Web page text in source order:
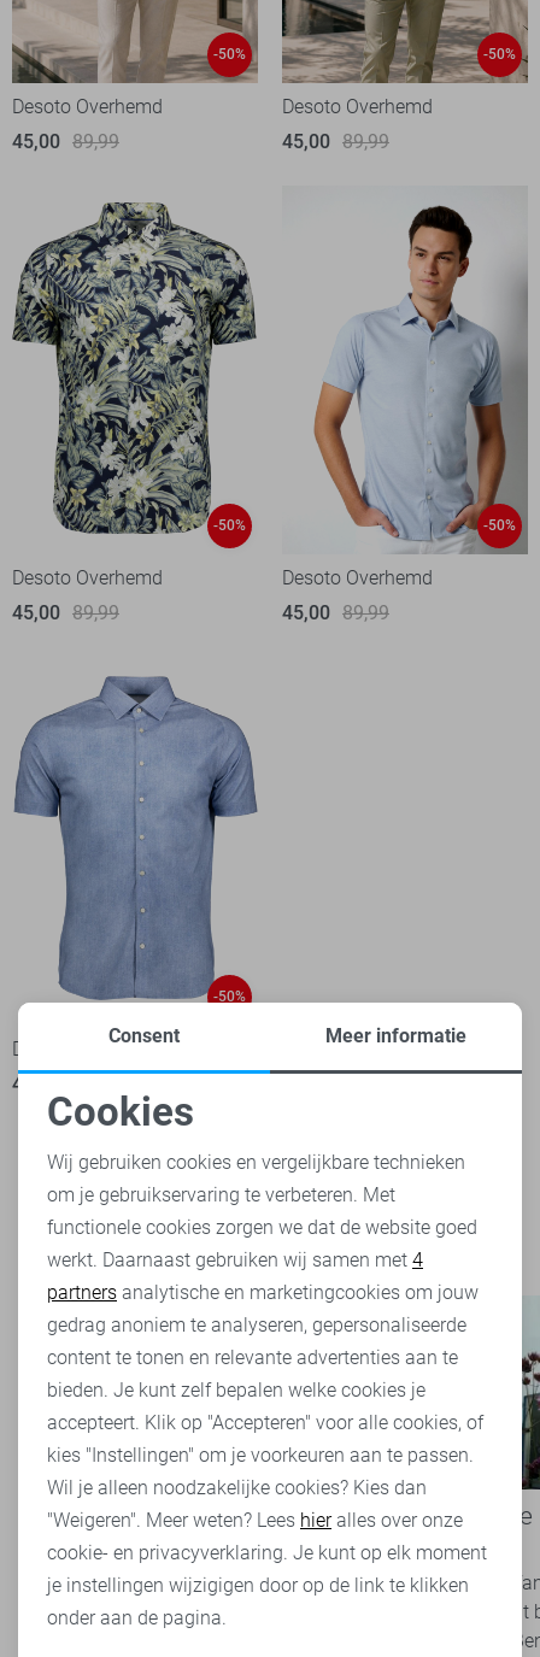
-50%
Desoto Overhemd
45,00 89,99
-50%
Desoto Overhemd
45,00 89,99
-50%
Desoto Overhemd
45,00 89,99
-50%
Desoto Overhemd
45,00 89,99
-50%
Desoto Overhemd
45,00
Filter 2
Basics: de onmisbare basis van
iedere garderobe
Basics zijn tijdloze kledingstukken die een
belangrijke rol spelen binnen een veelzijdige
Een
Rijssen
Ben jij die
je nog
geweest?
Noodzakelijke cookies
Personalisatie cookies
Analytische cookies
Marketing cookies
Consent Meer informatie
Cookies
Wij gebruiken cookies en vergelijkbare technieken
om je gebruikservaring te verbeteren. Met
functionele cookies zorgen we dat de website goed
werkt. Daarnaast gebruiken wij samen met 4
partners analytische en marketingcookies om jouw
gedrag anoniem te analyseren, gepersonaliseerde
content te tonen en relevante advertenties aan te
bieden. Je kunt zelf bepalen welke cookies je
accepteert. Klik op "Accepteren" voor alle cookies, of
kies "Instellingen" om je voorkeuren aan te passen.
Wil je alleen noodzakelijke cookies? Kies dan
"Weigeren". Meer weten? Lees hieralles over onze
cookie- en privacyverklaring. Je kunt op elk moment
je instellingen wijzigigen door op de link te klikken
onder aan de pagina.